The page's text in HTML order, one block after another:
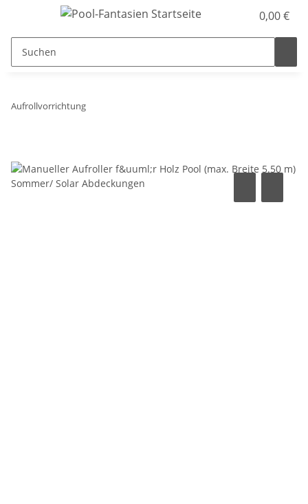
0,00 €
Aufrollvorrichtung